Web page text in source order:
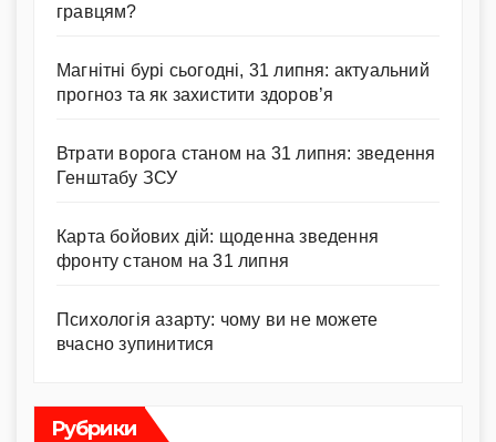
гравцям?
Магнітні бурі сьогодні, 31 липня: актуальний
прогноз та як захистити здоров’я
Втрати ворога станом на 31 липня: зведення
Генштабу ЗСУ
Карта бойових дій: щоденна зведення
фронту станом на 31 липня
Психологія азарту: чому ви не можете
вчасно зупинитися
Рубрики